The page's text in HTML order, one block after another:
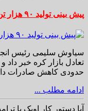
پیش بینی تولید ۹۰ هزار تن کره تا پایان سال
سیاوش سلیمی رئیس
تعادل بازار کره خبر داد
حدودی کاهش صادرات
ادامه مطلب ...
آیا دستور کار اوپک با